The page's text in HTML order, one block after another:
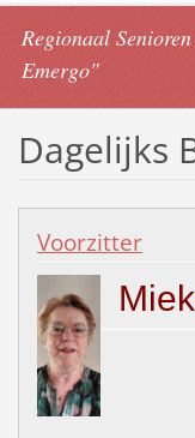
Regionaal
Emergo"
Dagelijks
Voorzitter